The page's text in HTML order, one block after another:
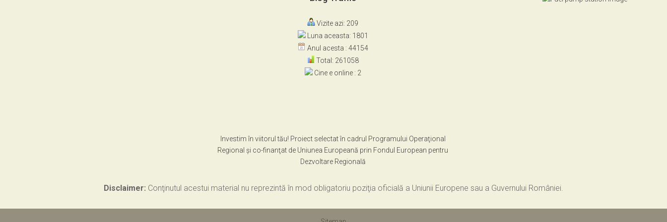
Vizite azi: 209
Luna aceasta: 1801
Anul acesta : 44154
Total: 261058
Cine e online : 2
Investim în viitorul tău! Proiect selectat în cadrul Programului Operaţional
Regional şi co-finanţat de Uniunea Europeană prin Fondul European pentru
Dezvoltare Regională
Disclaimer: Conţinutul acestui material nu reprezintă în mod obligatoriu poziţia oficială a Uniunii Europene sau a Guvernului României.